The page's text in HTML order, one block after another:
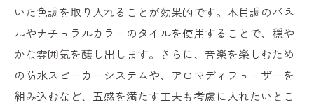
いた色調を取り入れることが効果的です。木目調のパネ
ルやナチュラルカラーのタイルを使用することで、穏や
かな雰囲気を醸し出します。さらに、音楽を楽しむため
の防水スピーカーシステムや、アロマディフューザーを
組み込むなど、五感を満たす工夫も考慮に入れたいとこ